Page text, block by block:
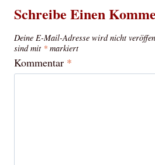
Schreibe Einen
Deine E-Mail-Adresse wird nicht
sind mit * markiert
Kommentar *